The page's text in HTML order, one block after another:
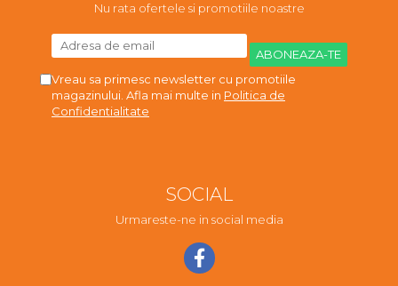
Nu rata ofertele si promotiile noastre
Vreau sa primesc newsletter cu promotiile
magazinului. Afla mai multe in Politica de
Confidentialitate
SOCIAL
Urmareste-ne in social media